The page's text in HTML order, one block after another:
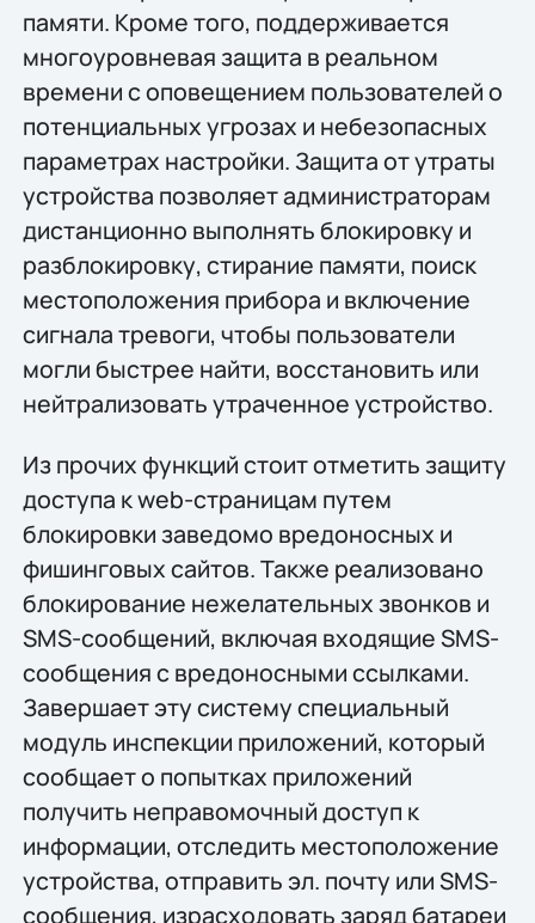
памяти. Кроме того, поддерживается
многоуровневая защита в реальном
времени с оповещением пользователей о
потенциальных угрозах и небезопасных
параметрах настройки. Защита от утраты
устройства позволяет администраторам
дистанционно выполнять блокировку и
разблокировку, стирание памяти, поиск
местоположения прибора и включение
сигнала тревоги, чтобы пользователи
могли быстрее найти, восстановить или
нейтрализовать утраченное устройство.
Из прочих функций стоит отметить защиту
доступа к web-страницам путем
блокировки заведомо вредоносных и
фишинговых сайтов. Также реализовано
блокирование нежелательных звонков и
SMS-сообщений, включая входящие SMS-
сообщения с вредоносными ссылками.
Завершает эту систему специальный
модуль инспекции приложений, который
сообщает о попытках приложений
получить неправомочный доступ к
информации, отследить местоположение
устройства, отправить эл. почту или SMS-
сообщения, израсходовать заряд батареи